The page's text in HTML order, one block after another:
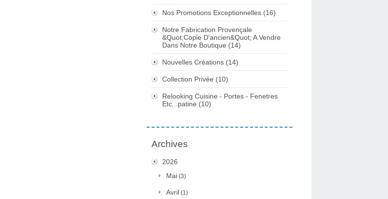
Nos Promotions Exceptionnelles (16)
Notre Fabrication Provençale
&Quot;Copie D'ancien&Quot; A Vendre
Dans Notre Boutique (14)
Nouvelles Créations (14)
Collection Privée (10)
Relooking Cuisine - Portes - Fenetres
Etc...patine (10)
Archives
2026
Mai (3)
Avril (1)